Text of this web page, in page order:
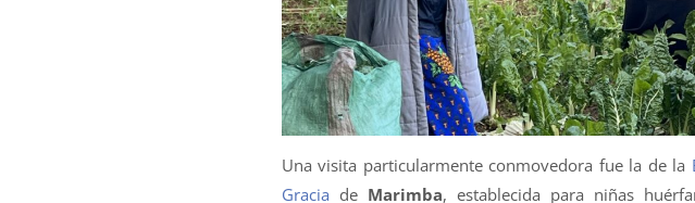
Una visita particularmente conmovedora fue la de la
Gracia de Marimba, establecida para niñas